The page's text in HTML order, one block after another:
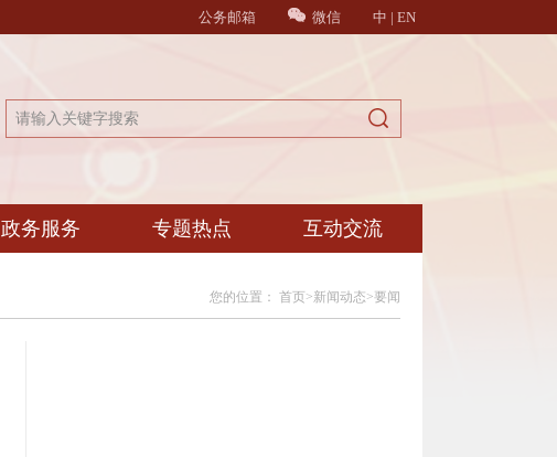
公务邮箱 微信 中 | EN
政务服务 专题热点 互动交流
您的位置： 首页>新闻动态>要闻